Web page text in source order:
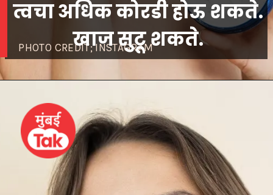
PHOTO CREDIT; INSTAGRAM
त्वचा अधिक कोरडी होऊ शकते.
खाज सुटू शकते.